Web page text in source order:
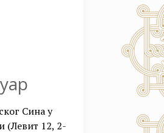
Сина у
(Левит 12, 2-